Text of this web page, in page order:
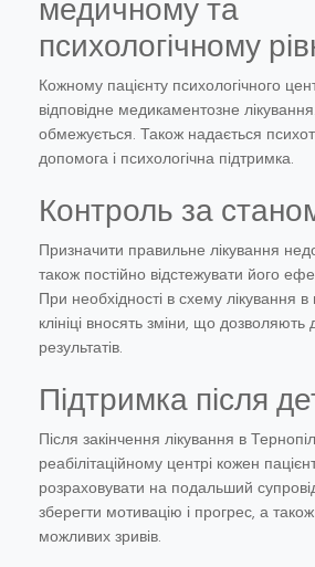
медичному та
психологічному
Кожному пацієнту психологічного
відповідне медикаментозне
обмежується. Також надається
допомога і психологічна підтримка.
Контроль за
Призначити правильне лікування
також постійно відстежувати його
При необхідності в схему лікування в
клініці вносять зміни, що
результатів.
Підтримка після
Після закінчення лікування в
реабілітаційному центрі кожен
розраховувати на подальший
зберегти мотивацію і прогрес, а
можливих зривів.